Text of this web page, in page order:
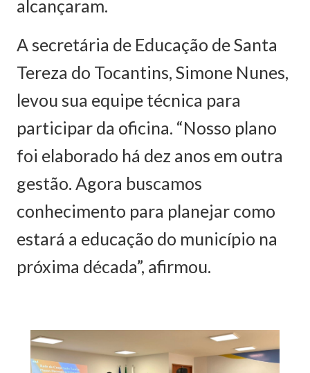
alcançaram.
A secretária de Educação de Santa
Tereza do Tocantins, Simone Nunes,
levou sua equipe técnica para
participar da oficina. “Nosso plano
foi elaborado há dez anos em outra
gestão. Agora buscamos
conhecimento para planejar como
estará a educação do município na
próxima década”, afirmou.